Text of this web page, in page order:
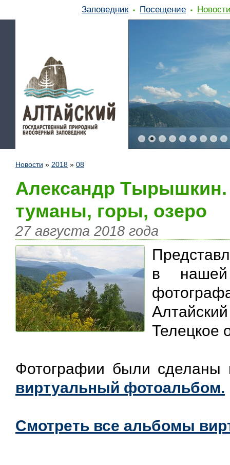
Заповедник Посещение
Новости » 2018 » 08
Александр Тырышкин.
туманы, горы, озеро
27 августа 2018 года
в нашей
Телецкое
Фотографии были сделаны
виртуальный фотоальбом.
Смотреть все альбомы